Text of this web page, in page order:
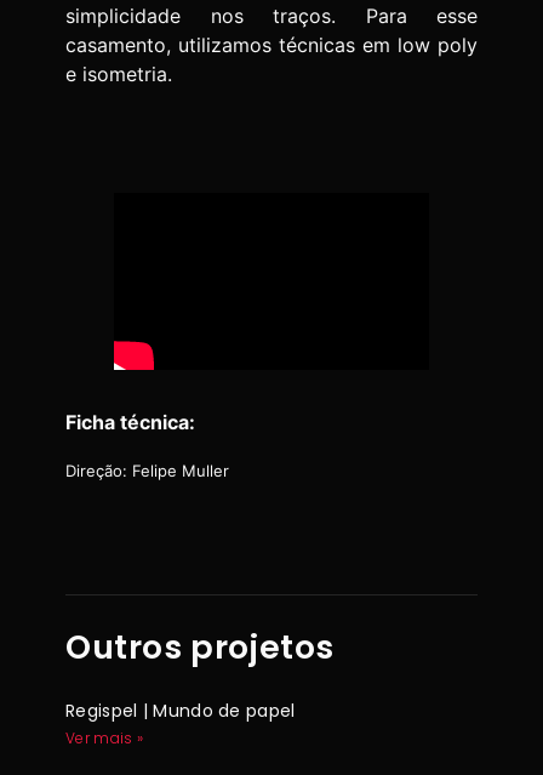
simplicidade nos traços. Para esse
casamento, utilizamos técnicas em low poly
e isometria.
Ficha técnica:
Direção: Felipe Muller
Outros projetos
Regispel | Mundo de papel
Ver mais »